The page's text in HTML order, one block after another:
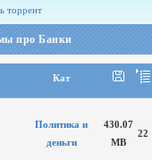
торрент
про Банки
Кат
Политика и
деньги
430.07
MB
22